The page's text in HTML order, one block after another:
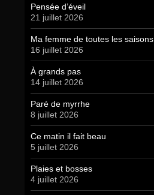
Pensée d’éveil
21 juillet 2026
Ma femme de toutes les saisons
16 juillet 2026
À grands pas
14 juillet 2026
Paré de myrrhe
8 juillet 2026
Ce matin il fait beau
5 juillet 2026
Plaies et bosses
4 juillet 2026